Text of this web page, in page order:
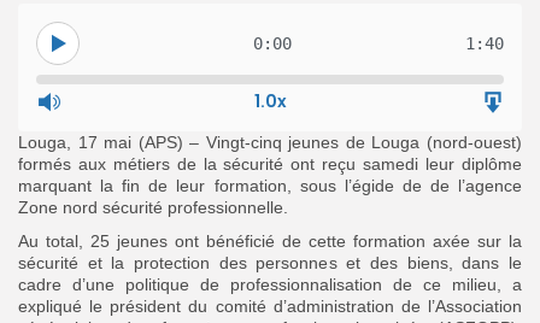
0:00 1:40
1.0x
Louga, 17 mai (APS) – Vingt-cinq jeunes de Louga (nord-ouest)
formés aux métiers de la sécurité ont reçu samedi leur diplôme
marquant la fin de leur formation, sous l’égide de de l’agence
Zone nord sécurité professionnelle.
Au total, 25 jeunes ont bénéficié de cette formation axée sur la
sécurité et la protection des personnes et des biens, dans le
cadre d’une politique de professionnalisation de ce milieu, a
expliqué le président du comité d’administration de l’Association